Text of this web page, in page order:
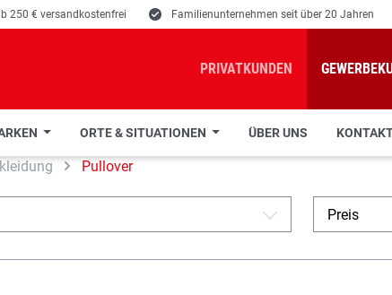
250 € versandkostenfrei E Familienunternehmen seit über 20 Jahren
PRIVATKUNDEN
ORTE & SITUATIONEN ÜBER UNS
Pullover
A Preis